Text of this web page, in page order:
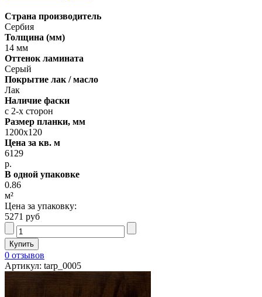
Страна производитель
Сербия
Толщина (мм)
14 мм
Оттенок ламината
Серый
Покрытие лак / масло
Лак
Наличие фаски
с 2-х сторон
Размер планки, мм
1200х120
Цена за кв. м
6129
р.
В одной упаковке
0.86
м²
Цена за упаковку:
5271 руб
0 отзывов
Артикул: tarp_0005